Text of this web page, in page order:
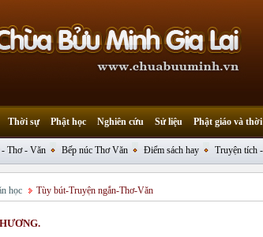
Thời sự Phật học Nghiên cứu Sử liệu Phật giáo và
Thơ - Văn Bếp núc Thơ Văn Điểm sách hay Truyện tích
học Tùy bút-Truyện ngắn-Thơ-Văn